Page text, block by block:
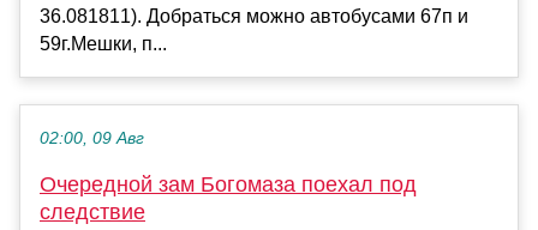
36.081811). Добраться можно автобусами 67п и
59г.Мешки, п...
02:00, 09 Авг
Очередной зам Богомаза поехал под
следствие